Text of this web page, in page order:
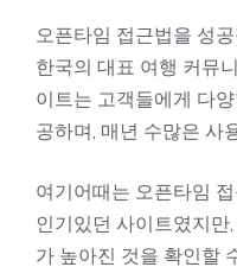
오픈타임 접근법을 성
한국의 대표 여행 커뮤
이트는 고객들에게 다
공하며, 매년 수많은 사
여기어때는 오픈타임
인기있던 사이트였지
가 높아진 것을 확인할